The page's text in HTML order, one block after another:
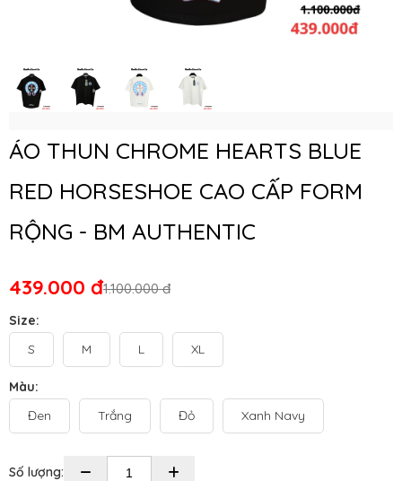
ÁO THUN CHROME HEARTS BLUE
RED HORSESHOE CAO CẤP FORM
RỘNG - BM AUTHENTIC
1.100.000 đ
439.000 đ
Size:
S
M L XL
Màu:
Đen
Trắng Đỏ Xanh Navy
Số lượng: